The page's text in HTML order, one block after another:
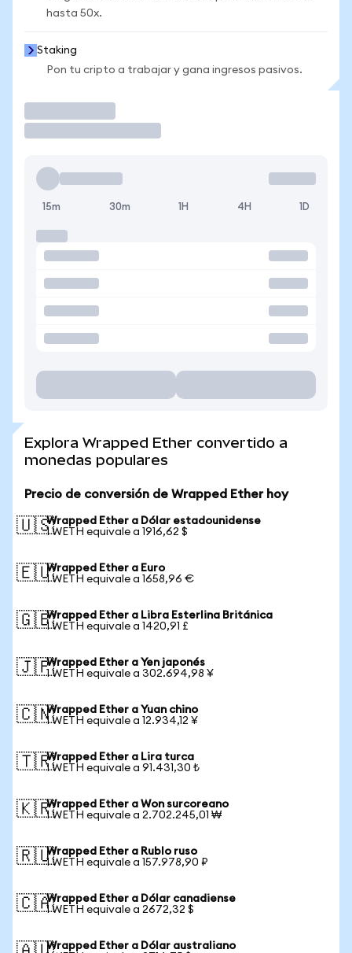
hasta 50x.
Staking
Pon tu cripto a trabajar y gana ingresos pasivos.
15m 30m 1H 4H 1D
Explora Wrapped Ether convertido a
monedas populares
Precio de conversión de Wrapped Ether hoy
🇺🇸Wrapped Ether a Dólar estadounidense
1 WETH equivale a 1916,62 $
🇪🇺Wrapped Ether a Euro
1 WETH equivale a 1658,96 €
🇬🇧Wrapped Ether a Libra Esterlina Británica
1 WETH equivale a 1420,91 £
🇯🇵Wrapped Ether a Yen japonés
1 WETH equivale a 302.694,98 ¥
🇨🇳Wrapped Ether a Yuan chino
1 WETH equivale a 12.934,12 ¥
🇹🇷Wrapped Ether a Lira turca
1 WETH equivale a 91.431,30 ₺
🇰🇷Wrapped Ether a Won surcoreano
1 WETH equivale a 2.702.245,01 ₩
🇷🇺Wrapped Ether a Rublo ruso
1 WETH equivale a 157.978,90 ₽
🇨🇦Wrapped Ether a Dólar canadiense
1 WETH equivale a 2672,32 $
Wrapped Ether a Dólar australiano